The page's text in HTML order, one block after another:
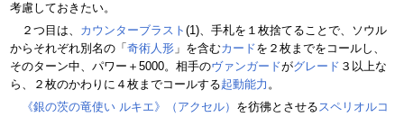
考慮しておきたい。
２つ目は、 カウンターブラスト (1)、手札を１枚捨てることで、ソウル
からそれぞれ別名の「 奇術人形 」を含むカードを２枚までをコールし、
そのターン中、パワー＋5000。相手のヴァンガードがグレード ３以上な
ら、２枚のかわりに４枚までコールする起動能力 。
《銀の茨の竜使い ルキエ》（アクセル） を彷彿とさせるスペリオルコ